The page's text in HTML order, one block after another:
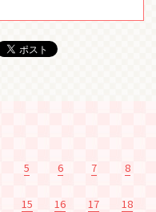
5 6 7 8
15 16 17 18